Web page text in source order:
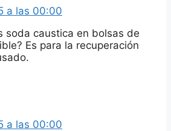
a las 00:00
soda caustica en bolsas de
Es para la recuperación
a las 00:00